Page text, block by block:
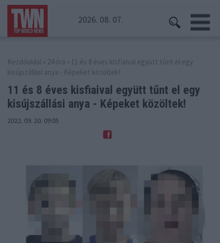
2026. 08. 07.
Kezdőoldal » 24 óra » 11 és 8 éves kisfiaival együtt tűnt el egy
kisújszállási anya - Képeket közöltek!
11 és 8 éves kisfiaival együtt tűnt el egy
kisújszállási anya - Képeket közöltek!
2022. 09. 20. 09:05